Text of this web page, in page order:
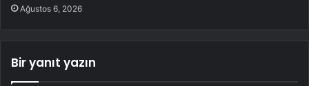
Ağustos 6, 2026
Bir yanıt yazın